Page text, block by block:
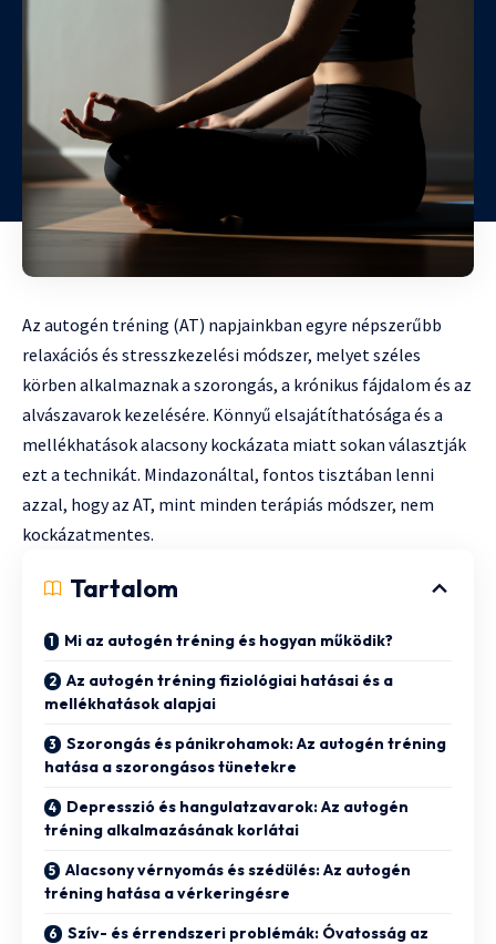
Az autogén tréning (AT) napjainkban egyre népszerűbb
relaxációs és stresszkezelési módszer, melyet széles
körben alkalmaznak a szorongás, a krónikus fájdalom és az
alvászavarok kezelésére. Könnyű elsajátíthatósága és a
mellékhatások alacsony kockázata miatt sokan választják
ezt a technikát. Mindazonáltal, fontos tisztában lenni
azzal, hogy az AT, mint minden terápiás módszer, nem
kockázatmentes.
Tartalom
Mi az autogén tréning és hogyan működik?
Az autogén tréning fiziológiai hatásai és a
mellékhatások alapjai
Szorongás és pánikrohamok: Az autogén tréning
hatása a szorongásos tünetekre
Depresszió és hangulatzavarok: Az autogén
tréning alkalmazásának korlátai
Alacsony vérnyomás és szédülés: Az autogén
tréning hatása a vérkeringésre
Szív- és érrendszeri problémák: Óvatosság az